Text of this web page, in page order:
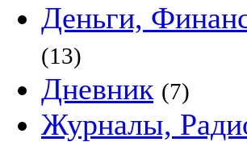
Деньги,
(13)
Дневник (7)
Журналы,